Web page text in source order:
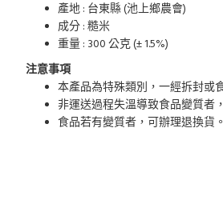
產地 : 台東縣 (池上鄉農會)
成分 : 糙米
重量 : 300 公克 (± 1.5%)
注意事項
本產品為特殊類別，一經拆封或
非運送過程失溫導致食品變質者
食品若有變質者，可辦理退換貨。